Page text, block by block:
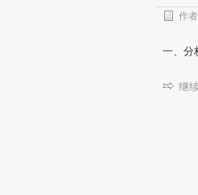
作
一、分
继